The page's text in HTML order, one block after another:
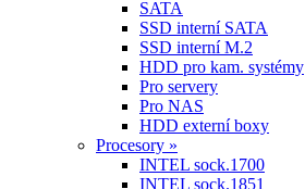
SATA
SSD interní SATA
SSD interní M.2
HDD pro kam. systémy
Pro servery
Pro NAS
HDD externí boxy
Procesory »
INTEL sock.1700
INTEL sock.1851